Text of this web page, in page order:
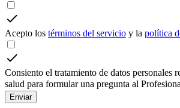
Acepto los términos del servicio y la política
Consiento el tratamiento de datos personales
salud para formular una pregunta al
Enviar